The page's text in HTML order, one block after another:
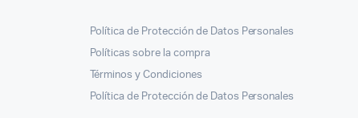
Política de Protección de Datos Personales
Políticas sobre la compra
Términos y Condiciones
Política de Protección de Datos Personales